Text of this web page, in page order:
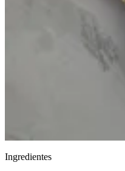
Ingredientes